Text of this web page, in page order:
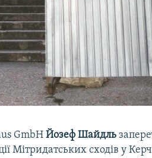
GmbHЙозеф Шайдль
Мітридатських сходів у